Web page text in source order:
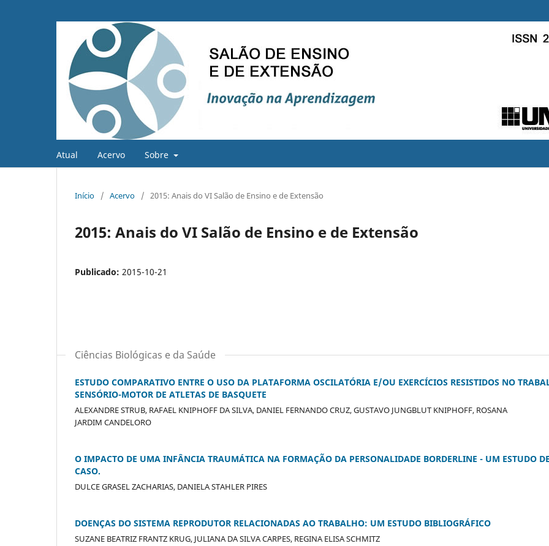
Atual Acervo Sobre
Início / Acervo / 2015: Anais do VI Salão de Ensino e de Extensão
2015: Anais do VI Salão de Ensino e de Extensão
Publicado: 2015-10-21
Ciências Biológicas e da Saúde
ESTUDO COMPARATIVO ENTRE O USO DA PLATAFORMA OSCILATÓRIA E/OU EXERCÍCIOS RESISTIDOS NO
SENSÓRIO-MOTOR DE ATLETAS DE BASQUETE
ALEXANDRE STRUB, RAFAEL KNIPHOFF DA SILVA, DANIEL FERNANDO CRUZ, GUSTAVO JUNGBLUT KNIPHOFF, ROSANA
JARDIM CANDELORO
O IMPACTO DE UMA INFÂNCIA TRAUMÁTICA NA FORMAÇÃO DA PERSONALIDADE BORDERLINE - UM ESTUDO DE
CASO.
DULCE GRASEL ZACHARIAS, DANIELA STAHLER PIRES
DOENÇAS DO SISTEMA REPRODUTOR RELACIONADAS AO TRABALHO: UM ESTUDO BIBLIOGRÁFICO
SUZANE BEATRIZ FRANTZ KRUG, JULIANA DA SILVA CARPES, REGINA ELISA SCHMITZ